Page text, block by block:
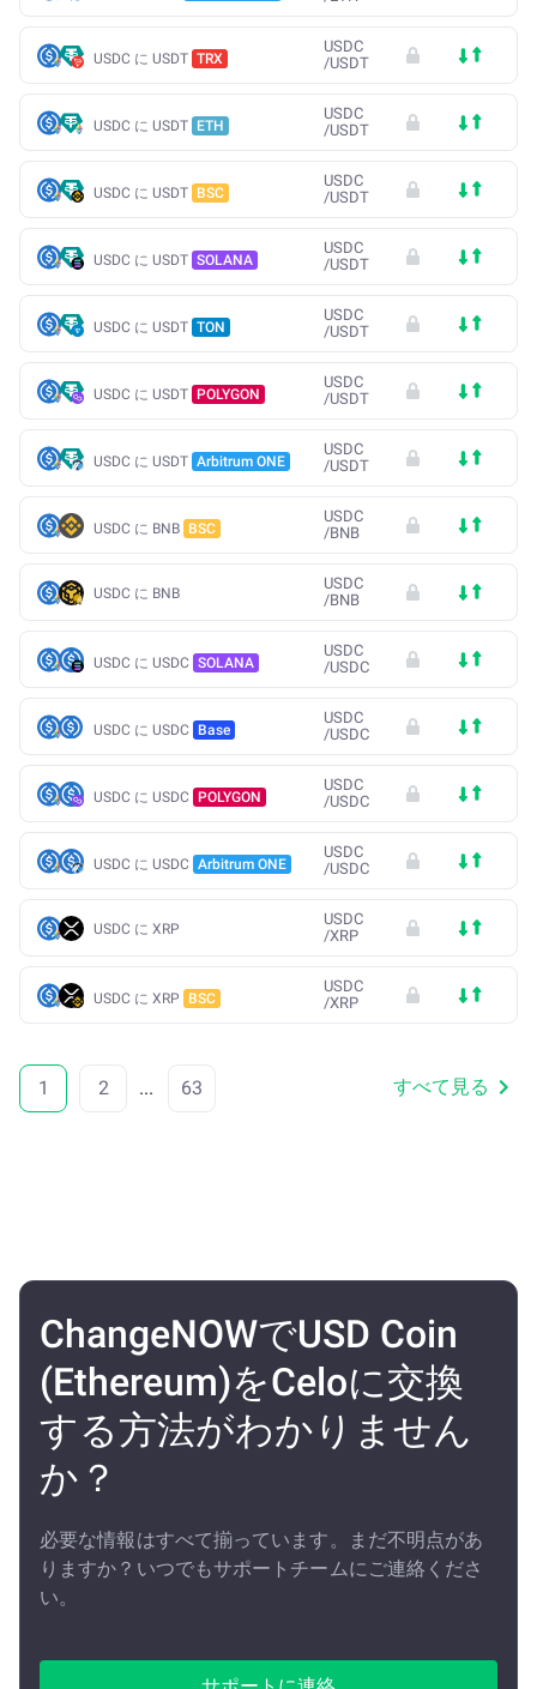
USDC に USDT TRX
USDC
/USDT
USDC に USDT ETH
USDC
/USDT
USDC に USDT BSC
USDC
/USDT
USDC に USDT SOLANA
USDC
/USDT
USDC に USDT TON
USDC
/USDT
USDC に USDT POLYGON
USDC
/USDT
USDC に USDT Arbitrum ONE
USDC
/USDT
USDC に BNB BSC
USDC
/BNB
USDC に BNB
USDC
/BNB
USDC に USDC SOLANA
USDC
/USDC
USDC に USDC Base
USDC
/USDC
USDC に USDC POLYGON
USDC
/USDC
USDC に USDC Arbitrum ONE
USDC
/USDC
USDC に XRP
USDC
/XRP
USDC に XRP BSC
USDC
/XRP
1 2 ... 63 すべて見る
ChangeNOWでUSD Coin
(Ethereum)をCeloに交換
する方法がわかりません
か？
必要な情報はすべて揃っています。まだ不明点があ
りますか？いつでもサポートチームにご連絡くださ
い。